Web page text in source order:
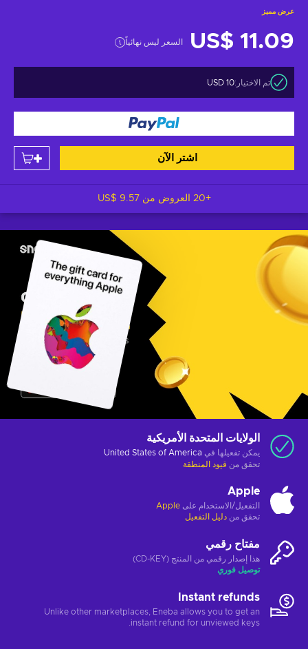
عرض مميز
US$ 11.09 السعر ليس نهائياً
تم الاختيار:10 USD
اشتر الآن
+20 العروض من US$ 9.57
الولايات المتحدة الأمريكية
يمكن تفعيلها في United States of America
تحقق من قيود المنطقة
Apple
التفعيل/الاستخدام على Apple
تحقق من دليل التفعيل
مفتاح رقمي
هذا إصدار رقمي من المنتج (CD-KEY)
توصيل فوري
Instant refunds
Unlike other marketplaces, Eneba allows you to get an
instant refund for unviewed keys.